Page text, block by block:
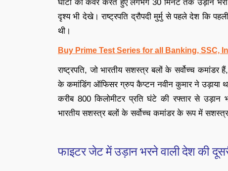
घाटी को कवर करते हुए लगभग 30 मिनट तक उड़ान
दृश्य भी देखे। राष्ट्रपति द्रौपदी मुर्मु से पहले देश कि
थी।
Buy Prime Test Series for all Banking, SSC,
राष्ट्रपति, जो भारतीय सशस्त्र बलों के सर्वोच्च
के कमांडिंग ऑफिसर ग्रुप कैप्टन नवीन कुमार ने उड़ाया
करीब 800 किलोमीटर प्रति घंटे की रफ्तार से
भारतीय सशस्त्र बलों के सर्वोच्च कमांडर के रूप में
फाइटर जेट में उड़ान भरने वाली देश की